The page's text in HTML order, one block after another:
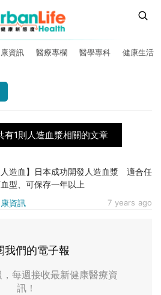
資訊 醫療專欄 醫學專科 健康生活
有1則人造血漿相關的文章
資訊 7 years ago
人造血】日本成功開發人造血漿 適合任
型、可保存一年以上
我們的電子報
每週接收最新健康醫療資
訊！